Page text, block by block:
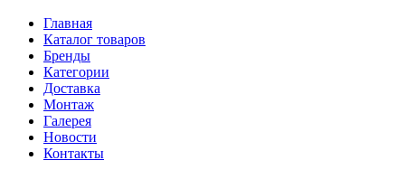
Главная
Каталог товаров
Бренды
Категории
Доставка
Монтаж
Галерея
Новости
Контакты